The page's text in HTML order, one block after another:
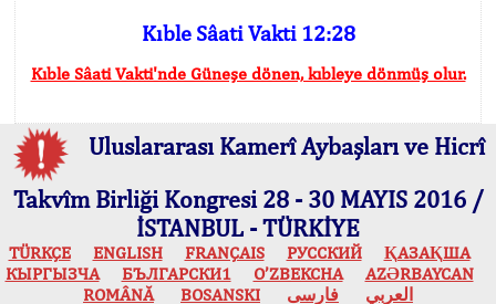
Kıble Sâati Vakti 12:28
Kıble Sâati Vakti'nde Güneşe dönen, kıbleye dönmüş olur.
Uluslararası Kamerî Aybaşları ve Hicrî
Takvîm Birliği Kongresi 28 - 30 MAYIS 2016 /
İSTANBUL - TÜRKİYE
TÜRKÇE ENGLISH FRANÇAIS РУССКИЙ
ҚАЗАҚША
КЫPГЫЗЧA
БЪЛГАРСКИ1 O’ZBEKCHA
AZӘRBAYCAN
ROMÂNĂ
BOSANSKI العربي فارسی